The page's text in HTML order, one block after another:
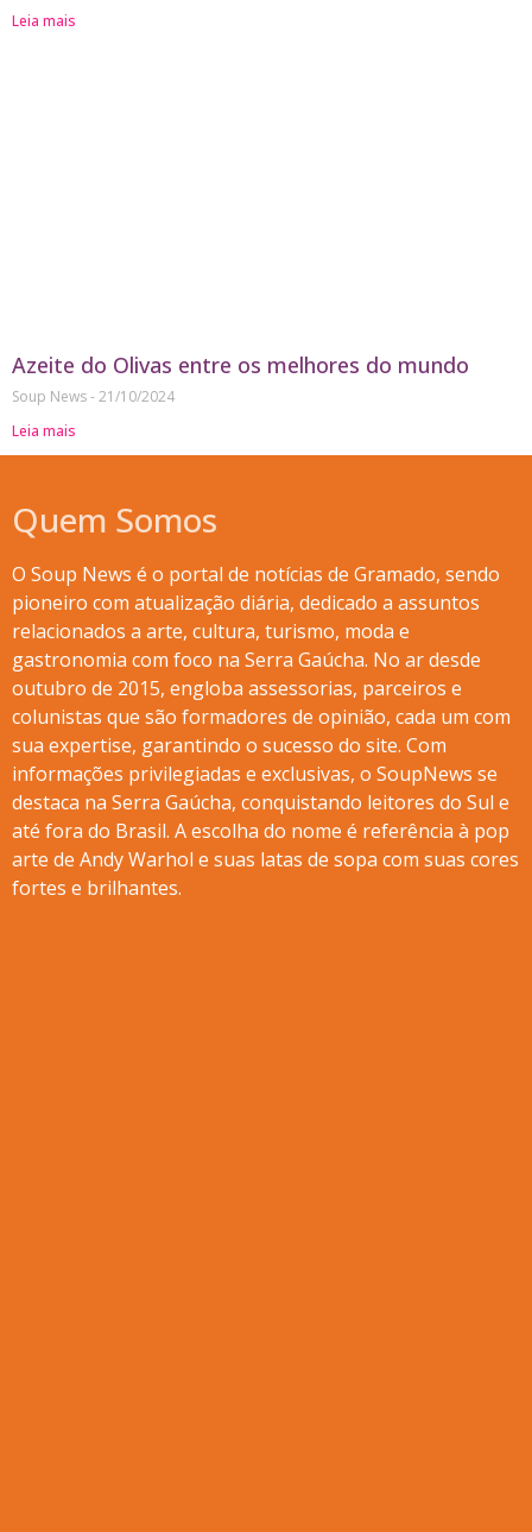
Leia mais
Azeite do Olivas entre os melhores do mundo
Soup News 21/10/2024
Leia mais
Quem Somos
O Soup News é o portal de notícias de Gramado, sendo
pioneiro com atualização diária, dedicado a assuntos
relacionados a arte, cultura, turismo, moda e
gastronomia com foco na Serra Gaúcha. No ar desde
outubro de 2015, engloba assessorias, parceiros e
colunistas que são formadores de opinião, cada um com
sua expertise, garantindo o sucesso do site. Com
informações privilegiadas e exclusivas, o SoupNews se
destaca na Serra Gaúcha, conquistando leitores do Sul e
até fora do Brasil. A escolha do nome é referência à pop
arte de Andy Warhol e suas latas de sopa com suas cores
fortes e brilhantes.